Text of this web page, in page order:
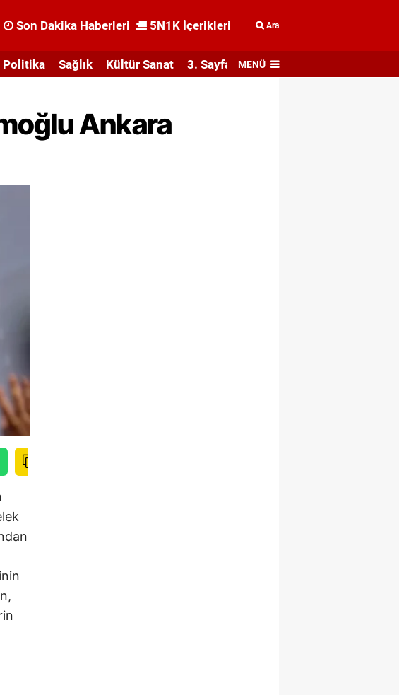
Son Dakika Haberleri 5N1K İçerikleri Ara
Politika Sağlık Kültür Sanat 3. Sayfa MENÜ
Ankara